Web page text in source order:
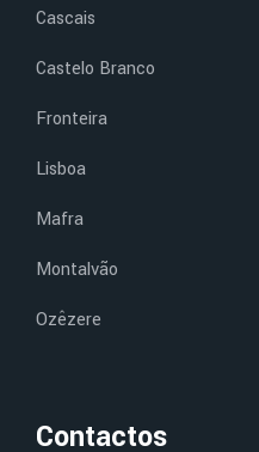
Cascais
Castelo Branco
Fronteira
Lisboa
Mafra
Montalvão
Ozêzere
Contactos